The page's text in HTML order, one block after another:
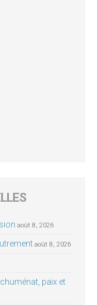
août 8, 2026
août 8, 2026
paix et